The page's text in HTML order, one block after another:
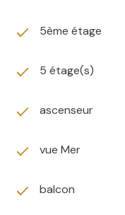
5ème étage
5 étage(s)
ascenseur
vue Mer
balcon